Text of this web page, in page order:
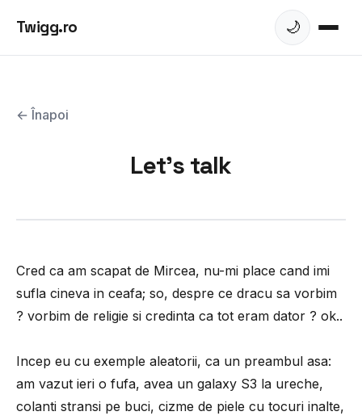
Twigg.ro 🌙
← Înapoi
Let's talk
Cred ca am scapat de Mircea, nu-mi place cand imi
sufla cineva in ceafa; so, despre ce dracu sa vorbim
? vorbim de religie si credinta ca tot eram dator ? ok..
Incep eu cu exemple aleatorii, ca un preambul asa:
am vazut ieri o fufa, avea un galaxy S3 la ureche,
colanti stransi pe buci, cizme de piele cu tocuri inalte,